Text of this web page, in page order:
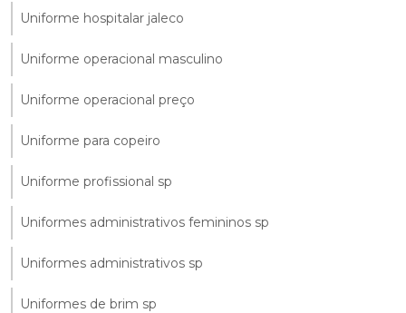
Uniforme hospitalar jaleco
Uniforme operacional masculino
Uniforme operacional preço
Uniforme para copeiro
Uniforme profissional sp
Uniformes administrativos femininos sp
Uniformes administrativos sp
Uniformes de brim sp